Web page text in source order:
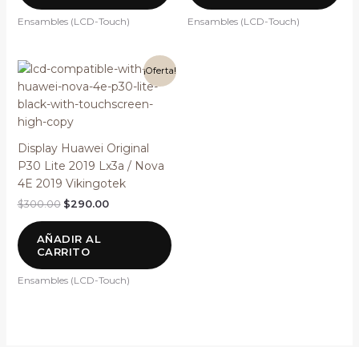
Ensambles (LCD-Touch) Ensambles (LCD-Touch)
¡Oferta!
Display Huawei Original
P30 Lite 2019 Lx3a / Nova
4E 2019 Vikingotek
$300.00
El
precio
original
era:
$290.00
El
precio
actual
es:
AÑADIR AL
CARRITO
Ensambles (LCD-Touch)